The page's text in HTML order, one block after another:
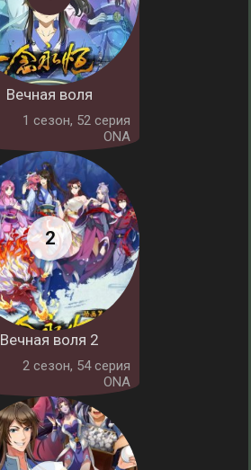
Вечная воля
1 cезон, 52 серия
ONA
Вечная воля 2
2 cезон, 54 серия
ONA